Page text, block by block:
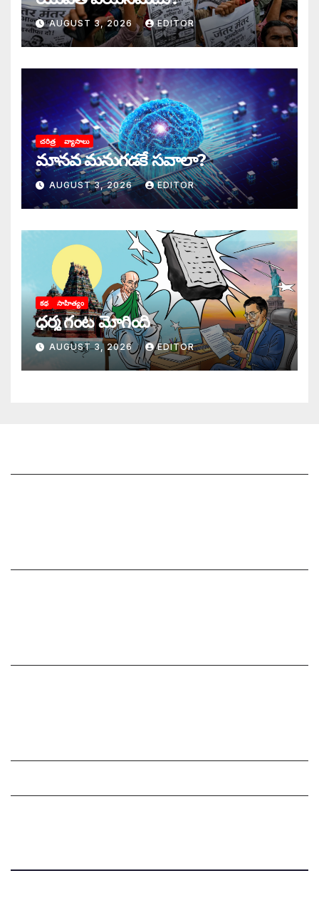
AUGUST 3, 2026 EDITOR
చరిత్ర వ్యాసాలు
మానవ మనుగడకే సవాలా?
AUGUST 3, 2026 EDITOR
కథ సాహిత్యం
ధర్మ గంట మోగింది
AUGUST 3, 2026 EDITOR